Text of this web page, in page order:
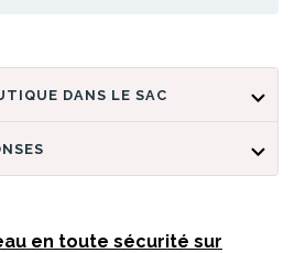
DÉCOUVREZ LA BOUTIQUE DANS LE SAC
en toute sécurité sur